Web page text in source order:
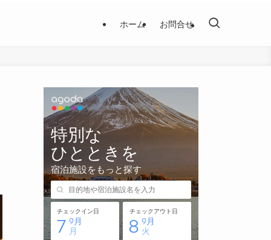
ホーム お問合せ